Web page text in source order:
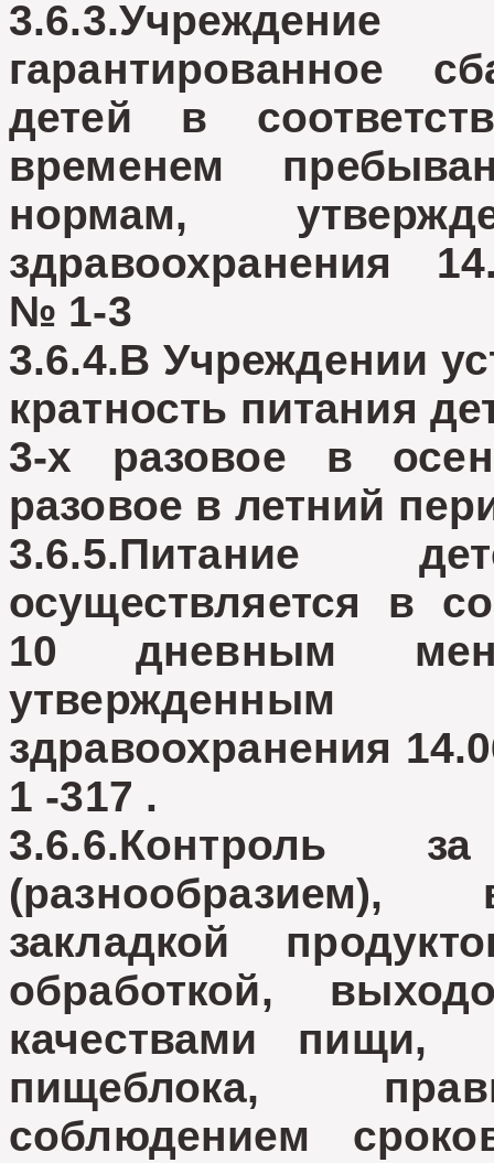
гарантированное
детей в
временем
нормам,
здравоохранения
№ 1-3
3.6.4.В Учреждении
кратность питания
3-х разовое в
разовое в летний
3.6.5.Питание
осуществляется в
10 дневным
здравоохранения
1 -317 .
3.6.6.Контроль
(разнообразием),
закладкой
обработкой,
качествами пищи,
пищеблока,
соблюдением